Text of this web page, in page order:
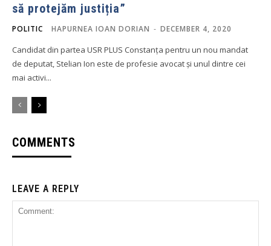
să protejăm justiția”
POLITIC HAPURNEA IOAN DORIAN - DECEMBER 4, 2020
Candidat din partea USR PLUS Constanța pentru un nou mandat
de deputat, Stelian Ion este de profesie avocat și unul dintre cei
mai activi...
COMMENTS
LEAVE A REPLY